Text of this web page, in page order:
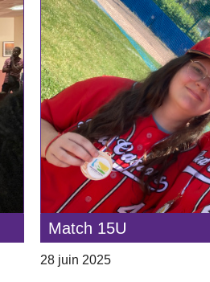
Match 15U
28 juin 2025